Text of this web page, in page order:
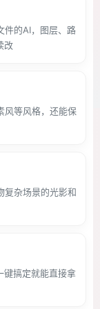
件的AI，图层、路
改
风等风格，还能保
复杂场景的光影和
键搞定就能直接拿